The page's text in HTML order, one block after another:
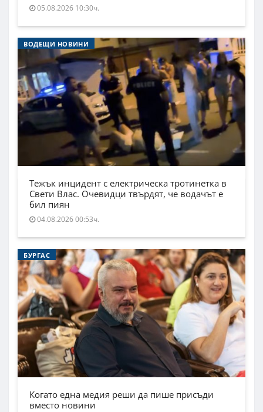
05.08.2026 10:30ч.
ВОДЕЩИ НОВИНИ
Тежък инцидент с електрическа тротинетка в
Свети Влас. Очевидци твърдят, че водачът е
бил пиян
04.08.2026 00:53ч.
БУРГАС
Когато една медия реши да пише присъди
вместо новини